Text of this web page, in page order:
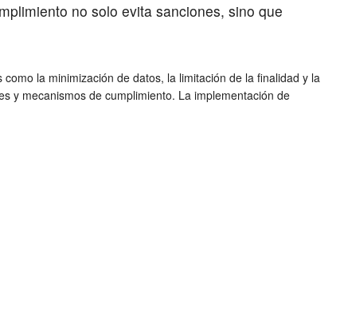
no solo evita sanciones, sino que
la minimización de datos, la limitación de la finalidad y la
y mecanismos de cumplimiento. La implementación de